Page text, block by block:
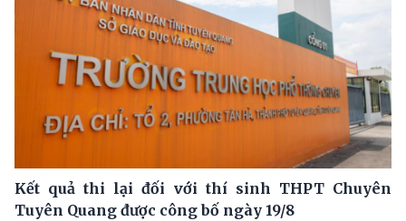
Kết quả thi lại đối với thí sinh THPT Chuyên
Tuyên Quang được công bố ngày 19/8